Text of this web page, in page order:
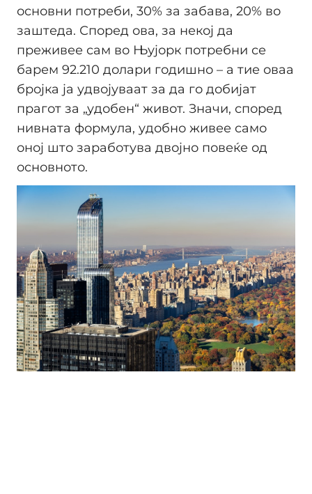
основни потреби, 30% за забава, 20% во
заштеда. Според ова, за некој да
преживее сам во Њујорк потребни се
барем 92.210 долари годишно – а тие оваа
бројка ја удвојуваат за да го добијат
прагот за „удобен“ живот. Значи, според
нивната формула, удобно живее само
оној што заработува двојно повеќе од
основното.